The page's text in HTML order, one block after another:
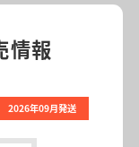
情報
2026年09月発送